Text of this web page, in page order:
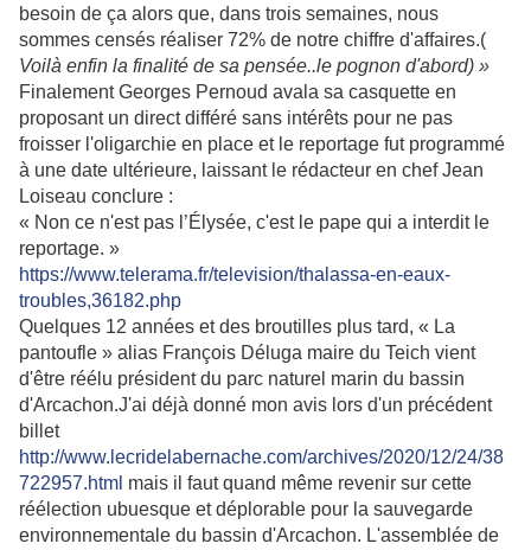
besoin de ça alors que, dans trois semaines, nous
sommes censés réaliser 72% de notre chiffre d'affaires.(
Voilà enfin la finalité de sa pensée..le pognon d'abord) »
Finalement Georges Pernoud avala sa casquette en
proposant un direct différé sans intérêts pour ne pas
froisser l'oligarchie en place et le reportage fut programmé
à une date ultérieure, laissant le rédacteur en chef Jean
Loiseau conclure :
« Non ce n'est pas l’Élysée, c'est le pape qui a interdit le
reportage. »
https://www.telerama.fr/television/thalassa-en-eaux-
troubles,36182.php
Quelques 12 années et des broutilles plus tard, « La
pantoufle » alias François Déluga maire du Teich vient
d'être réélu président du parc naturel marin du bassin
d'Arcachon.J'ai déjà donné mon avis lors d'un précédent
billet
http://www.lecridelabernache.com/archives/2020/12/24/38
722957.html mais il faut quand même revenir sur cette
réélection ubuesque et déplorable pour la sauvegarde
environnementale du bassin d'Arcachon. L'assemblée de